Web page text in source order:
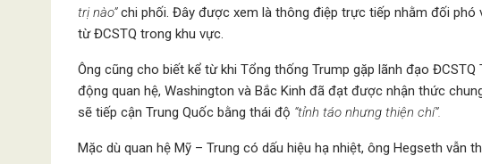
trị nào”chi phối. Đây được xem là thông điệp trực tiếp nhằm đối phó
từ ĐCSTQ trong khu vực.
Ông cũng cho biết kể từ khi Tổng thống Trump gặp lãnh đạo
động quan hệ, Washington và Bắc Kinh đã đạt được nhận thức
sẽ tiếp cận Trung Quốc bằng thái độ “tỉnh táo nhưng thiện chí”.
Mặc dù quan hệ Mỹ – Trung có dấu hiệu hạ nhiệt, ông Hegseth vẫn